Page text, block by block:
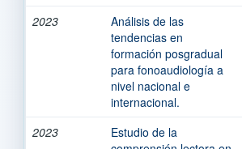
2023
Análisis de las
tendencias en
formación posgradual
para fonoaudiología a
nivel nacional e
internacional.
2023
Estudio de la